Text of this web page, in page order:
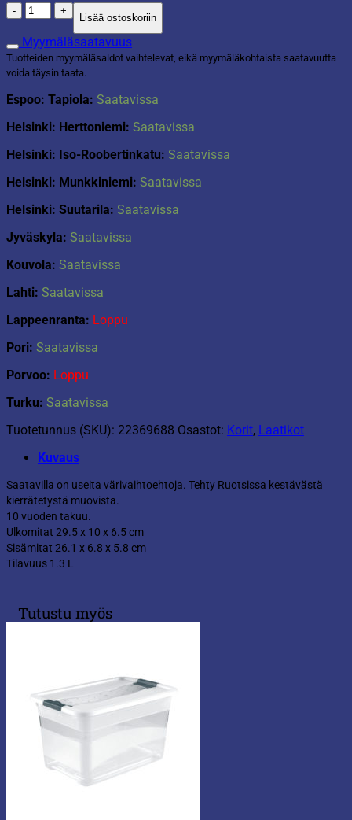
SmartStore™
Essence
Slim
säilytyskori
1,3L
Salvia
määrä
Lisää ostoskoriin
Myymäläsaatavuus
Tuotteiden myymäläsaldot vaihtelevat, eikä myymäläkohtaista saatavuutta
voida täysin taata.
Espoo: Tapiola: Saatavissa
Helsinki: Herttoniemi: Saatavissa
Helsinki: Iso-Roobertinkatu: Saatavissa
Helsinki: Munkkiniemi: Saatavissa
Helsinki: Suutarila: Saatavissa
Jyväskyla: Saatavissa
Kouvola: Saatavissa
Lahti: Saatavissa
Lappeenranta: Loppu
Pori: Saatavissa
Porvoo: Loppu
Turku: Saatavissa
Tuotetunnus (SKU): 22369688 Osastot: Korit, Laatikot
Kuvaus
Saatavilla on useita värivaihtoehtoja. Tehty Ruotsissa kestävästä
kierrätetystä muovista.
10 vuoden takuu.
Ulkomitat 29.5 x 10 x 6.5 cm
Sisämitat 26.1 x 6.8 x 5.8 cm
Tilavuus 1.3 L
Tutustu myös